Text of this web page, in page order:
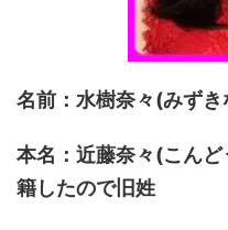
名前：水樹奈々(みずき
本名：近藤奈々(こん
籍したので旧姓